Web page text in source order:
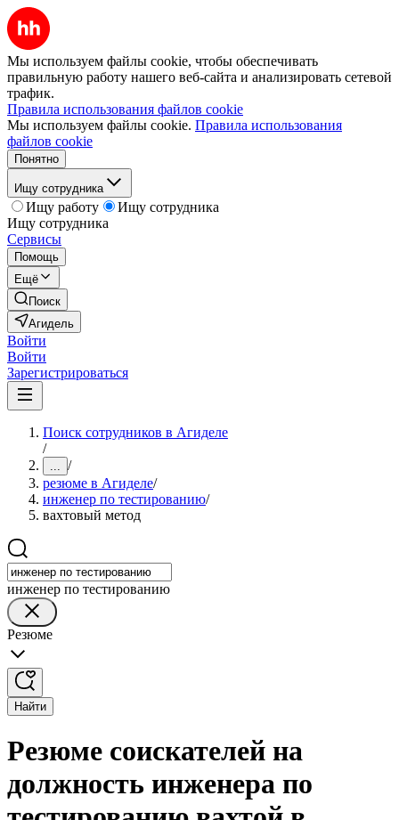
Мы используем файлы cookie, чтобы обеспечивать
правильную работу нашего веб-сайта и анализировать сетевой
трафик.
Правила использования файлов cookie
Мы используем файлы cookie. Правила использования
файлов cookie
Понятно
Ищу сотрудника
Ищу работу
Ищу сотрудника
Ищу сотрудника
Сервисы
Помощь
Ещё
Поиск
Агидель
Войти
Войти
Зарегистрироваться
Поиск сотрудников в Агиделе
/
... /
резюме в Агиделе/
инженер по тестированию/
вахтовый метод
инженер по тестированию
Резюме
Найти
Резюме соискателей на
должность инженера по